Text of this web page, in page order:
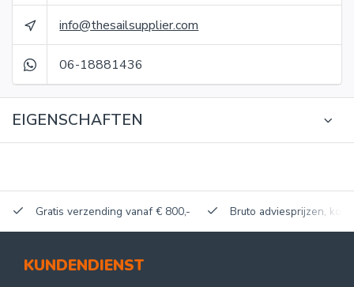
info@thesailsupplier.com
06-18881436
EIGENSCHAFTEN
Gratis verzending vanaf € 800,- Bruto adviesprijzen,
KUNDENDIENST